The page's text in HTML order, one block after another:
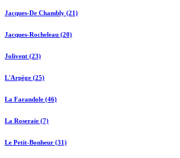
Jacques-De Chambly (21)
Jacques-Rocheleau (20)
Jolivent (23)
L'Arpège (25)
La Farandole (46)
La Roseraie (7)
Le Petit-Bonheur (31)